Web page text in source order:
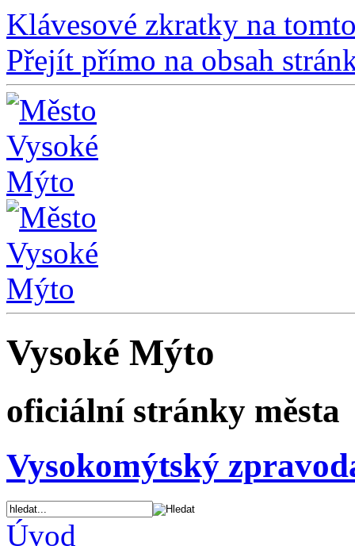
Klávesové zkratky na
Přejít přímo na obsah
Vysoké Mýto
oficiální stránky města
Vysokomýtský
Úvod